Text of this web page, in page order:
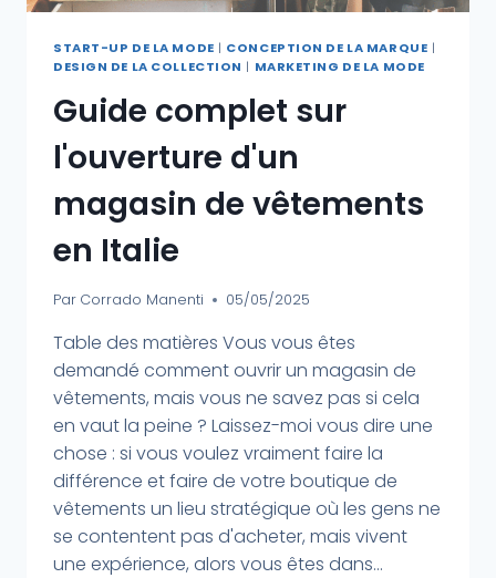
START-UP DE LA MODE | CONCEPTION DE LA MARQUE |
DESIGN DE LA COLLECTION | MARKETING DE LA MODE
Guide complet sur
l'ouverture d'un
magasin de vêtements
en Italie
Par Corrado Manenti 05/05/2025
Table des matières Vous vous êtes
demandé comment ouvrir un magasin de
vêtements, mais vous ne savez pas si cela
en vaut la peine ? Laissez-moi vous dire une
chose : si vous voulez vraiment faire la
différence et faire de votre boutique de
vêtements un lieu stratégique où les gens ne
se contentent pas d'acheter, mais vivent
une expérience, alors vous êtes dans...